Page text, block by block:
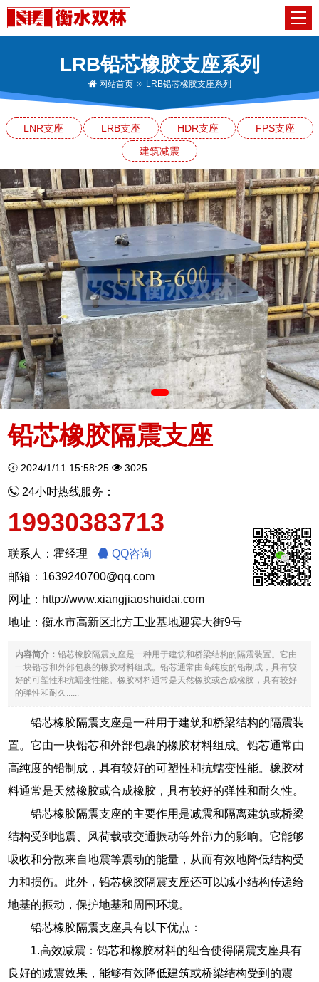
LRB铅芯橡胶支座系列
网站首页 LRB铅芯橡胶支座系列
LNR支座 LRB支座 HDR支座
FPS支座
建筑减震
铅芯橡胶隔震支座
2024/1/11 15:58:25 3025
24小时热线服务：
19930383713
联系人：霍经理
QQ咨询
邮箱：1639240700@qq.com
网址： http://www.xiangjiaoshuidai.com
地址：衡水市高新区北方工业基地迎宾大街9号
内容简介：铅芯橡胶隔震支座是一种用于建筑和桥梁结构的隔震装置。它由
一块铅芯和外部包裹的橡胶材料组成。铅芯通常由高纯度的铅制成，具有较
好的可塑性和抗蠕变性能。橡胶材料通常是天然橡胶或合成橡胶，具有较好
的弹性和耐久......
铅芯橡胶隔震支座是一种用于建筑和桥梁结构的隔震装
置。它由一块铅芯和外部包裹的橡胶材料组成。铅芯通常由
高纯度的铅制成，具有较好的可塑性和抗蠕变性能。橡胶材
料通常是天然橡胶或合成橡胶，具有较好的弹性和耐久性。
铅芯橡胶隔震支座的主要作用是减震和隔离建筑或桥梁
结构受到地震、风荷载或交通振动等外部力的影响。它能够
吸收和分散来自地震等震动的能量，从而有效地降低结构受
力和损伤。此外，铅芯橡胶隔震支座还可以减小结构传递给
地基的振动，保护地基和周围环境。
铅芯橡胶隔震支座具有以下优点：
1.高效减震：铅芯和橡胶材料的组合使得隔震支座具有
良好的减震效果，能够有效降低建筑或桥梁结构受到的震